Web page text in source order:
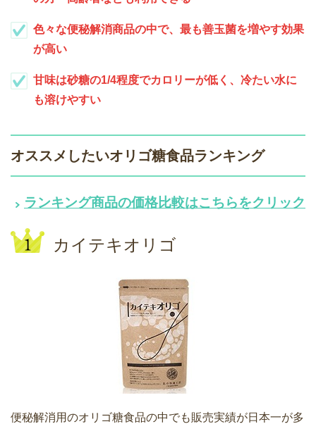
色々な便秘解消商品の中で、最も善玉菌を増やす効果
が高い
甘味は砂糖の1/4程度でカロリーが低く、冷たい水に
も溶けやすい
オススメしたいオリゴ糖食品ランキング
ランキング商品の価格比較はこちらをクリック
カイテキオリゴ
便秘解消用のオリゴ糖食品の中でも販売実績が日本一が多